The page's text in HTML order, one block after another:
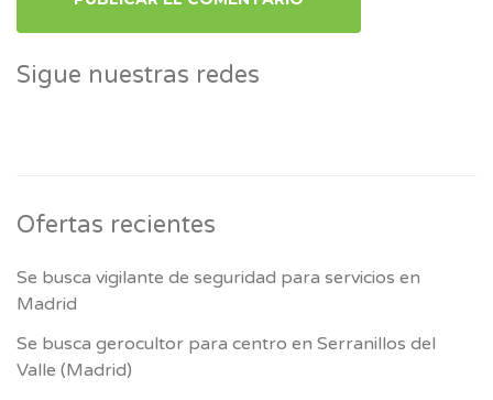
Sigue nuestras redes
Ofertas recientes
Se busca vigilante de seguridad para servicios en
Madrid
Se busca gerocultor para centro en Serranillos del
Valle (Madrid)